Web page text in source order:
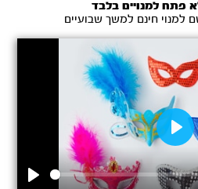
פתח למנויים בלבד
חינם למשך שבועיים
Play